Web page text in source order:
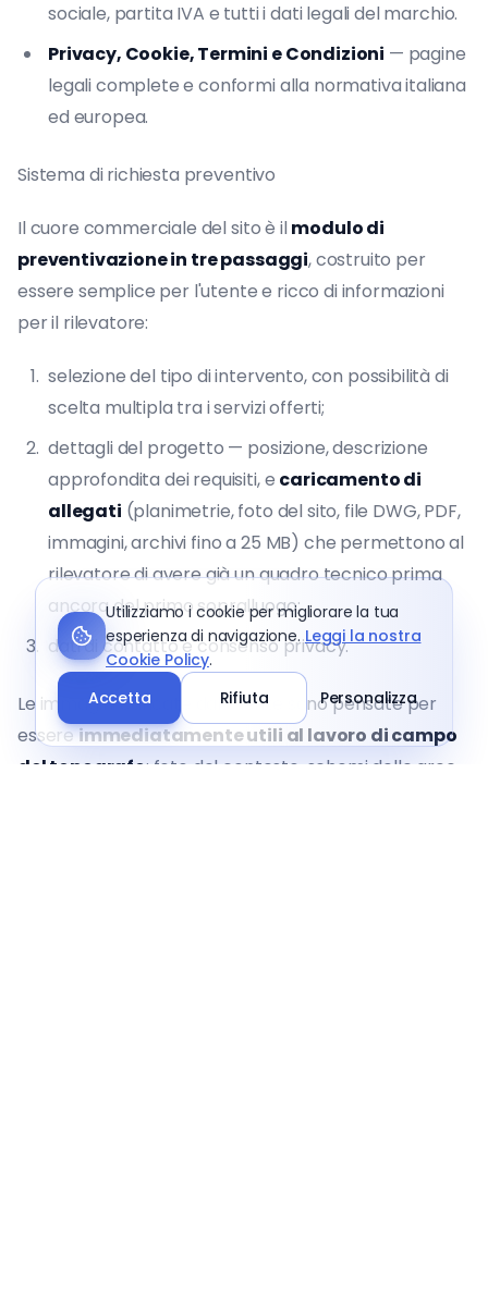
sociale, partita IVA e tutti i dati legali del marchio.
Privacy, Cookie, Termini e Condizioni — pagine
legali complete e conformi alla normativa italiana
ed europea.
Sistema di richiesta preventivo
Il cuore commerciale del sito è il modulo di
preventivazione in tre passaggi, costruito per
essere semplice per l'utente e ricco di informazioni
per il rilevatore:
selezione del tipo di intervento, con possibilità di
scelta multipla tra i servizi offerti;
dettagli del progetto — posizione, descrizione
approfondita dei requisiti, e caricamento di
allegati (planimetrie, foto del sito, file DWG, PDF,
immagini, archivi fino a 25 MB) che permettono al
rilevatore di avere già un quadro tecnico prima
ancora del primo sopralluogo;
dati di contatto e consenso privacy.
Le immagini caricate dal cliente sono pensate per
essereimmediatamente utili al lavoro di campo
del topografo: foto del contesto, schemi delle aree
Utilizziamo i cookie per migliorare la tua
esperienza di navigazione. Leggi la nostra
Cookie Policy.
Accetta
Rifiuta Personalizza